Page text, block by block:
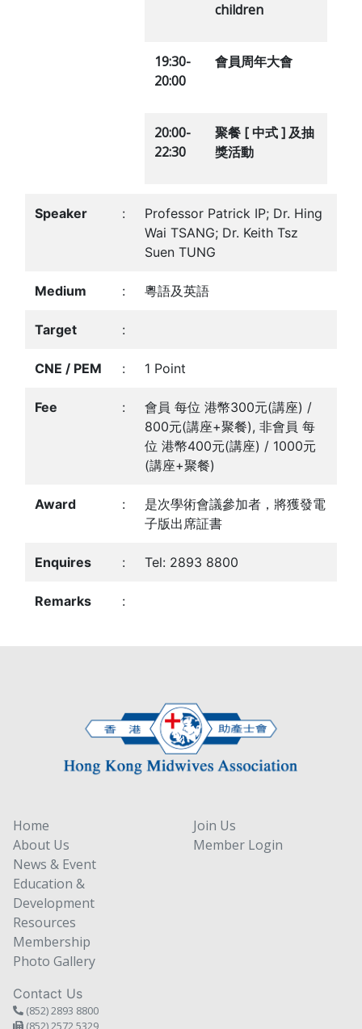
children
19:30-
20:00
會員周年大會
20:00-
22:30
聚餐 [中式]及抽
獎活動
Speaker :
Professor Patrick IP; Dr. Hing
Wai TSANG; Dr. Keith Tsz
Suen TUNG
Medium : 粵語及英語
Target :
CNE / PEM : 1 Point
Fee :
會員 每位 港幣300元(講座) /
800元(講座+聚餐), 非會員 每
位 港幣400元(講座) / 1000元
(講座+聚餐)
Award :
是次學術會議參加者，將獲發電
子版出席証書
Enquires : Tel: 2893 8800
Remarks :
Home
About Us
News & Event
Education &
Development
Resources
Membership
Photo Gallery
Join Us
Member Login
Contact Us
(852) 2893 8800
(852) 2572 5329